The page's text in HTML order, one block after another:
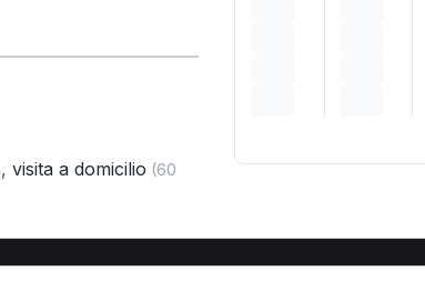
, visita a domicilio (60